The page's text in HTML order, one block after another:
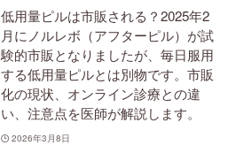
低用量ピルは市販される？2025年2
月にノルレボ（アフターピル）が試
験的市販となりましたが、毎日服用
する低用量ピルとは別物です。市販
化の現状、オンライン診療との違
い、注意点を医師が解説します。
2026年3月8日